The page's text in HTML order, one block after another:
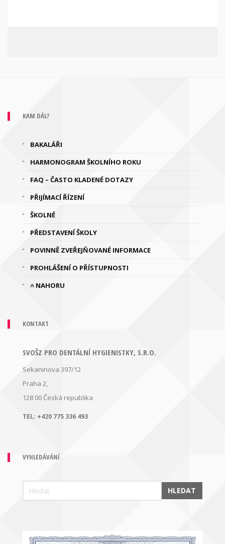
KAM DÁL?
BAKALÁŘI
HARMONOGRAM ŠKOLNÍHO ROKU
FAQ – ČASTO KLADENÉ DOTAZY
PŘIJÍMACÍ ŘÍZENÍ
ŠKOLNÉ
PŘEDSTAVENÍ ŠKOLY
POVINNĚ ZVEŘEJŇOVANÉ INFORMACE
PROHLÁŠENÍ O PŘÍSTUPNOSTI
NAHORU
KONTAKT
SVOŠZ PRO DENTÁLNÍ HYGIENISTKY, S.R.O.
Sekaninova 397/12
Praha 2,
128 00 Česká republika
TEL: +420 775 336 493
VYHLEDÁVÁNÍ
HLEDAT